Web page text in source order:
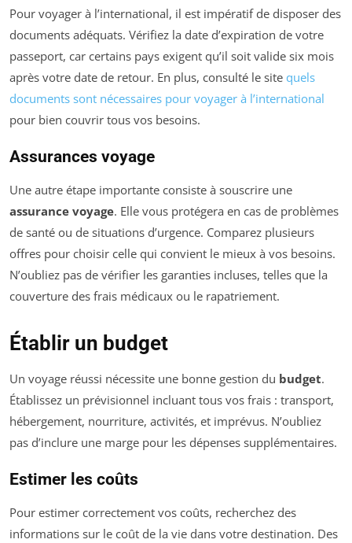
Pour voyager à l’international, il est impératif de disposer des
documents adéquats. Vérifiez la date d’expiration de votre
passeport, car certains pays exigent qu’il soit valide six mois
après votre date de retour. En plus, consulté le site quels
documents sont nécessaires pour voyager à l’international
pour bien couvrir tous vos besoins.
Assurances voyage
Une autre étape importante consiste à souscrire une
assurance voyage. Elle vous protégera en cas de problèmes
de santé ou de situations d’urgence. Comparez plusieurs
offres pour choisir celle qui convient le mieux à vos besoins.
N’oubliez pas de vérifier les garanties incluses, telles que la
couverture des frais médicaux ou le rapatriement.
Établir un budget
Un voyage réussi nécessite une bonne gestion du budget.
Établissez un prévisionnel incluant tous vos frais : transport,
hébergement, nourriture, activités, et imprévus. N’oubliez
pas d’inclure une marge pour les dépenses supplémentaires.
Estimer les coûts
Pour estimer correctement vos coûts, recherchez des
informations sur le coût de la vie dans votre destination. Des